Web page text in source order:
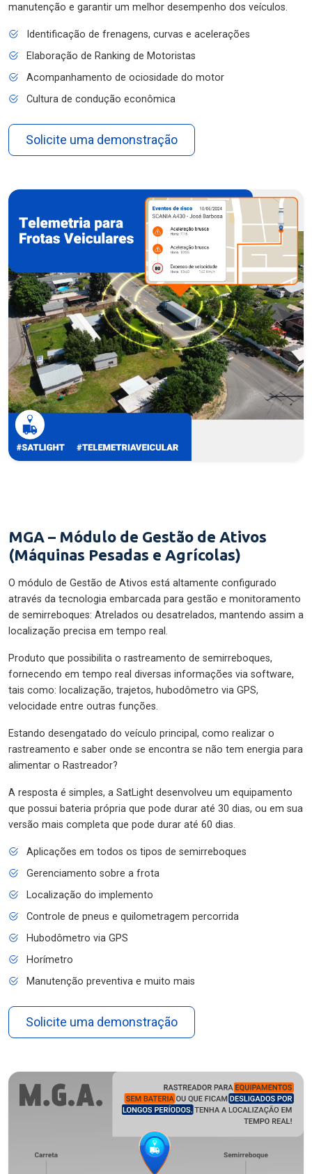
manutenção e garantir um melhor desempenho dos veículos.
Identificação de frenagens, curvas e acelerações
Elaboração de Ranking de Motoristas
Acompanhamento de ociosidade do motor
Cultura de condução econômica
Solicite uma demonstração
MGA – Módulo de Gestão de Ativos
(Máquinas Pesadas e Agrícolas)
O módulo de Gestão de Ativos está altamente configurado
através da tecnologia embarcada para gestão e monitoramento
de semirreboques: Atrelados ou desatrelados, mantendo assim a
localização precisa em tempo real.
Produto que possibilita o rastreamento de semirreboques,
fornecendo em tempo real diversas informações via software,
tais como: localização, trajetos, hubodômetro via GPS,
velocidade entre outras funções.
Estando desengatado do veículo principal, como realizar o
rastreamento e saber onde se encontra se não tem energia para
alimentar o Rastreador?
A resposta é simples, a SatLight desenvolveu um equipamento
que possui bateria própria que pode durar até 30 dias, ou em sua
versão mais completa que pode durar até 60 dias.
Aplicações em todos os tipos de semirreboques
Gerenciamento sobre a frota
Localização do implemento
Controle de pneus e quilometragem percorrida
Hubodômetro via GPS
Horímetro
Manutenção preventiva e muito mais
Solicite uma demonstração